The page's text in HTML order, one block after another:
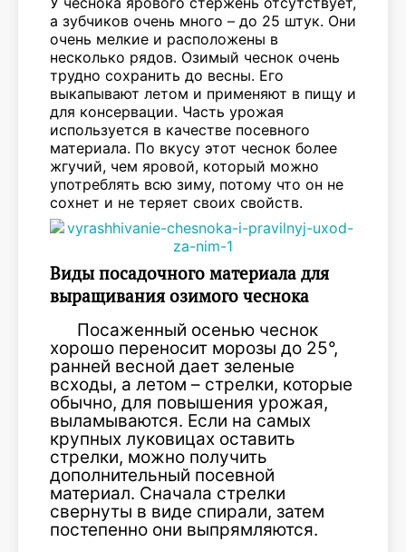
а зубчиков очень много – до 25 штук. Они
очень мелкие и расположены в
несколько рядов. Озимый чеснок очень
трудно сохранить до весны. Его
выкапывают летом и применяют в пищу и
для консервации. Часть урожая
используется в качестве посевного
материала. По вкусу этот чеснок более
жгучий, чем яровой, который можно
употреблять всю зиму, потому что он не
сохнет и не теряет своих свойств.
Виды посадочного материала для
выращивания озимого чеснока
Посаженный осенью чеснок
хорошо переносит морозы до 25°,
ранней весной дает зеленые
всходы, а летом – стрелки, которые
обычно, для повышения урожая,
выламываются. Если на самых
крупных луковицах оставить
стрелки, можно получить
дополнительный посевной
материал. Сначала стрелки
свернуты в виде спирали, затем
постепенно они выпрямляются.